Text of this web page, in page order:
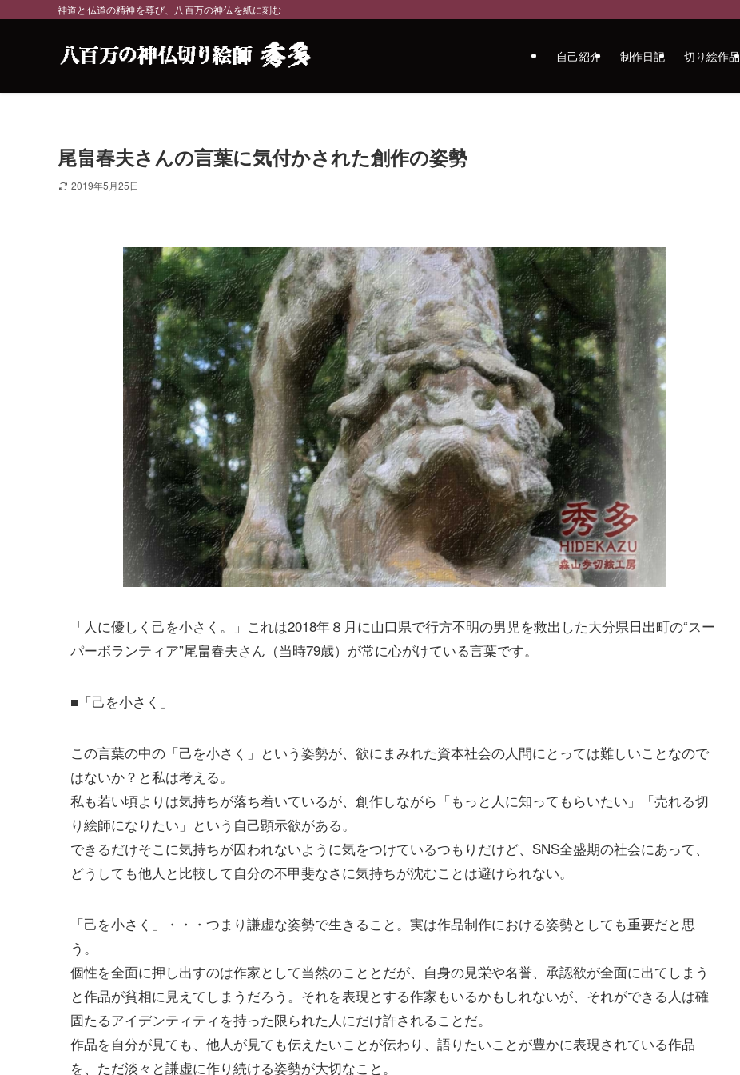
神道と仏道の精神を尊び、八百万の神仏を紙に刻む
自己紹介 制作日記 切り絵作品
尾畠春夫さんの言葉に気付かされた創作の姿勢
2019年5月25日
「人に優しく己を小さく。」これは2018年８月に山口県で行方不明の男児を救出した大分県日出町の“スー
パーボランティア”尾畠春夫さん（当時79歳）が常に心がけている言葉です。
■「己を小さく」
この言葉の中の「己を小さく」という姿勢が、欲にまみれた資本社会の人間にとっては難しいことなので
はないか？と私は考える。
私も若い頃よりは気持ちが落ち着いているが、創作しながら「もっと人に知ってもらいたい」「売れる切
り絵師になりたい」という自己顕示欲がある。
できるだけそこに気持ちが囚われないように気をつけているつもりだけど、SNS全盛期の社会にあって、
どうしても他人と比較して自分の不甲斐なさに気持ちが沈むことは避けられない。
「己を小さく」・・・つまり謙虚な姿勢で生きること。実は作品制作における姿勢としても重要だと思
う。
個性を全面に押し出すのは作家として当然のこととだが、自身の見栄や名誉、承認欲が全面に出てしまう
と作品が貧相に見えてしまうだろう。それを表現とする作家もいるかもしれないが、それができる人は確
固たるアイデンティティを持った限られた人にだけ許されることだ。
作品を自分が見ても、他人が見ても伝えたいことが伝わり、語りたいことが豊かに表現されている作品
を、ただ淡々と謙虚に作り続ける姿勢が大切なこと。